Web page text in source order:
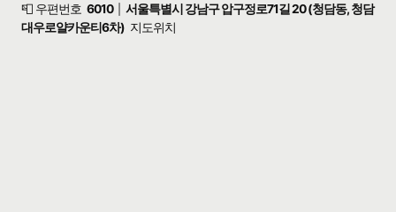
📮 우편번호 6010
서울특별시 강남구 압구정로71길 20 (청담동, 청담
대우로얄카운티6차) 지도위치